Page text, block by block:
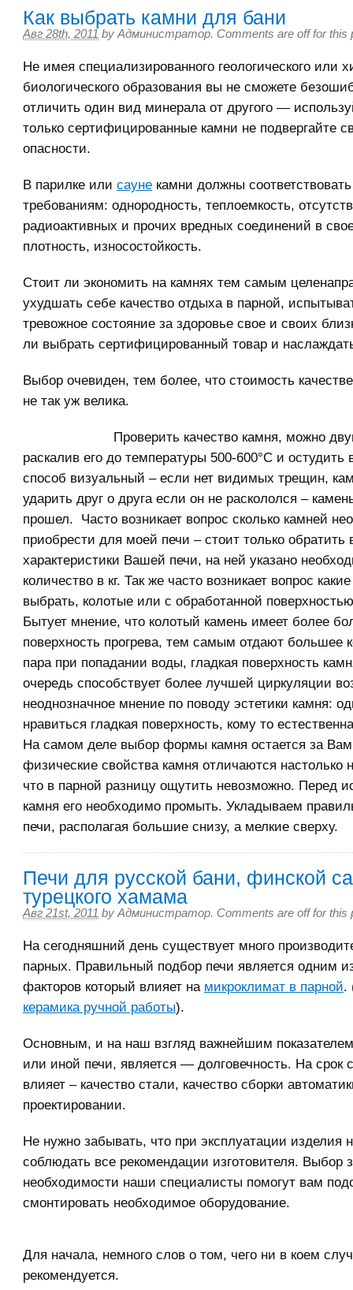
Как выбрать камни для бани
Авг 28th, 2011 by Администратор. Comments are off for this
Не имея специализированного геологического или
биологического образования вы не сможете
отличить один вид минерала от другого —
только сертифицированные камни не подвергайте
опасности.
В парилке или сауне камни должны
требованиям: однородность, теплоемкость,
радиоактивных и прочих вредных соединений в
плотность, износостойкость.
Стоит ли экономить на камнях тем самым
ухудшать себе качество отдыха в парной,
тревожное состояние за здоровье свое и своих
ли выбрать сертифицированный товар и
Выбор очевиден, тем более, что стоимость
не так уж велика.
Проверить качество камня, можно
раскалив его до температуры 500-600°С и остудить
способ визуальный – если нет видимых трещин,
ударить друг о друга если он не раскололся –
прошел. Часто возникает вопрос сколько камней
приобрести для моей печи – стоит только обратить
характеристики Вашей печи, на ней указано
количество в кг. Так же часто возникает вопрос
выбрать, колотые или с обработанной
Бытует мнение, что колотый камень имеет более
поверхность прогрева, тем самым отдают большее
пара при попадании воды, гладкая поверхность
очередь способствует более лучшей циркуляции
неоднозначное мнение по поводу эстетики камня:
нравиться гладкая поверхность, кому то
На самом деле выбор формы камня остается за
физические свойства камня отличаются настолько
что в парной разницу ощутить невозможно. Перед
камня его необходимо промыть. Укладываем
печи, располагая большие снизу, а мелкие сверху.
Печи для русской бани, финской
турецкого хамама
Авг 21st, 2011 by Администратор. Comments are off for this
На сегодняшний день существует много
парных. Правильный подбор печи является одним
факторов который влияет на микроклимат в парной.
керамика ручной работы).
Основным, и на наш взгляд важнейшим показателем
или иной печи, является — долговечность. На срок
влияет – качество стали, качество сборки
проектировании.
Не нужно забывать, что при эксплуатации изделия
соблюдать все рекомендации изготовителя. Выбор
необходимости наши специалисты помогут вам
смонтировать необходимое оборудование.
Для начала, немного слов о том, чего ни в коем
рекомендуется.